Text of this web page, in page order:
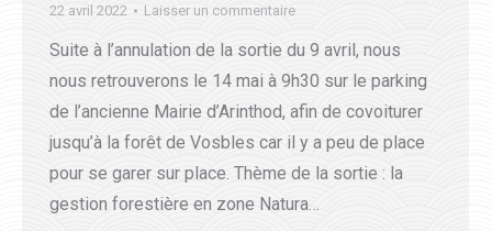
22 avril 2022
Laisser un commentaire
Suite à l’annulation de la sortie du 9 avril, nous
nous retrouverons le 14 mai à 9h30 sur le parking
de l’ancienne Mairie d’Arinthod, afin de covoiturer
jusqu’à la forêt de Vosbles car il y a peu de place
pour se garer sur place. Thème de la sortie : la
gestion forestière en zone Natura…